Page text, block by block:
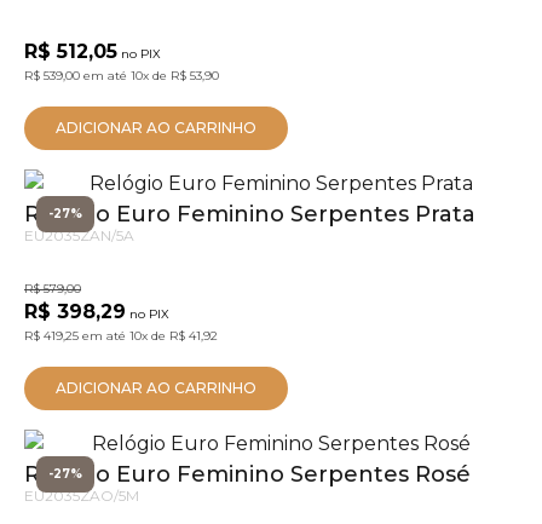
R$ 512,05 no PIX
R$ 539,00 em até 10x de R$ 53,90
ADICIONAR AO CARRINHO
-27%
Relógio Euro Feminino Serpentes Prata
EU2035ZAN/5A
R$ 579,00
R$ 398,29 no PIX
R$ 419,25 em até 10x de R$ 41,92
ADICIONAR AO CARRINHO
-27%
Relógio Euro Feminino Serpentes Rosé
EU2035ZAO/5M